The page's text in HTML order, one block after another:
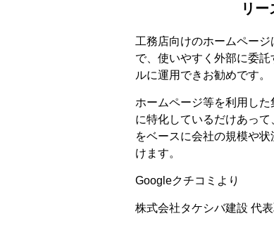
リ
工務店向けのホームペー
で、使いやすく外部に委
ルに運用できお勧めです。
ホームページ等を利用し
に特化しているだけあっ
をベースに会社の規模や
けます。
Googleクチコミより
株式会社タケシバ建設 代